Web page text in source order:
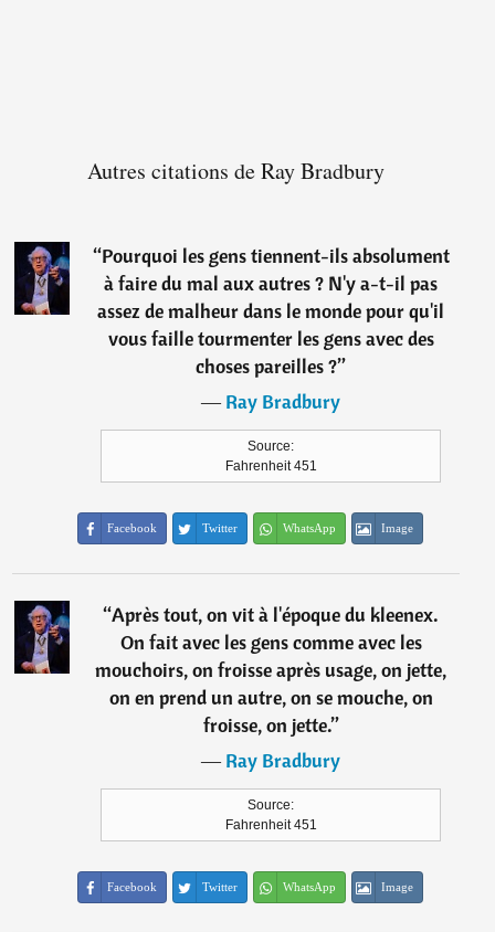
Autres citations de Ray Bradbury
“Pourquoi les gens tiennent-ils absolument
à faire du mal aux autres ? N'y a-t-il pas
assez de malheur dans le monde pour qu'il
vous faille tourmenter les gens avec des
choses pareilles ?”
―Ray Bradbury
Source:
Fahrenheit 451
Facebook Twitter WhatsApp Image
“Après tout, on vit à l'époque du kleenex.
On fait avec les gens comme avec les
mouchoirs, on froisse après usage, on jette,
on en prend un autre, on se mouche, on
froisse, on jette.”
―Ray Bradbury
Source:
Fahrenheit 451
Facebook Twitter WhatsApp Image